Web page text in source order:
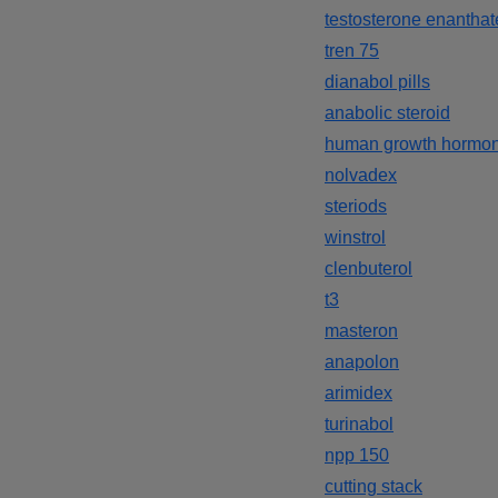
testosterone
tren 75
dianabol pills
anabolic steroid
human growth
nolvadex
steriods
winstrol
clenbuterol
t3
masteron
anapolon
arimidex
turinabol
npp 150
cutting stack